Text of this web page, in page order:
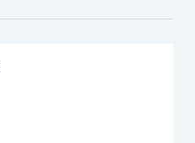
navigation
vues